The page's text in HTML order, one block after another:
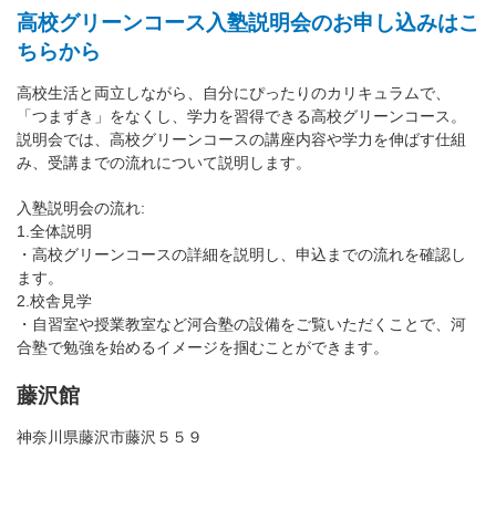
高校グリーンコース入塾説明会のお申し込みはこ
ちらから
高校生活と両立しながら、自分にぴったりのカリキュラムで、
「つまずき」をなくし、学力を習得できる高校グリーンコース。
説明会では、高校グリーンコースの講座内容や学力を伸ばす仕組
み、受講までの流れについて説明します。
入塾説明会の流れ:
1.全体説明
・高校グリーンコースの詳細を説明し、申込までの流れを確認し
ます。
2.校舎見学
・自習室や授業教室など河合塾の設備をご覧いただくことで、河
合塾で勉強を始めるイメージを掴むことができます。
藤沢館
神奈川県藤沢市藤沢５５９